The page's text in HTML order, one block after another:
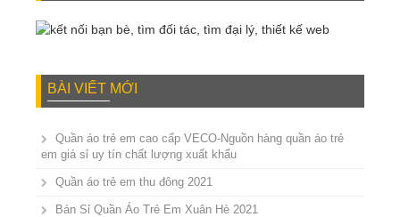
BÀI VIẾT MỚI
Quần áo trẻ em cao cấp VECO-Nguồn hàng quần áo trẻ
em giá sỉ uy tín chất lượng xuất khẩu
Quần áo trẻ em thu đông 2021
Bán Sỉ Quần Áo Trẻ Em Xuân Hè 2021